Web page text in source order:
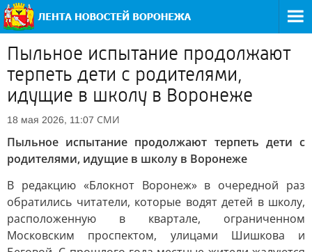
Пыльное испытание продолжают
терпеть дети с родителями,
идущие в школу в Воронеже
18 мая 2026, 11:07 СМИ
Пыльное испытание продолжают терпеть дети с
родителями, идущие в школу в Воронеже
В редакцию «Блокнот Воронеж» в очередной раз
обратились читатели, которые водят детей в школу,
расположенную в квартале, ограниченном
Московским проспектом, улицами Шишкова и